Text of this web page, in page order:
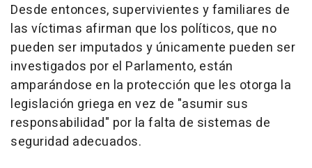
Desde entonces, supervivientes y familiares de
las víctimas afirman que los políticos, que no
pueden ser imputados y únicamente pueden ser
investigados por el Parlamento, están
amparándose en la protección que les otorga la
legislación griega en vez de "asumir sus
responsabilidad" por la falta de sistemas de
seguridad adecuados.